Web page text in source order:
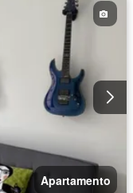
Apartamento